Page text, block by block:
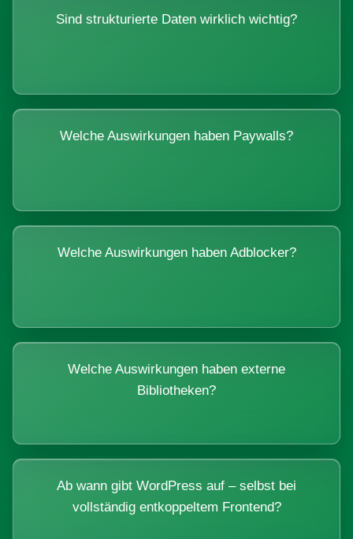
Sind strukturierte Daten wirklich wichtig?
Welche Auswirkungen haben Paywalls?
Welche Auswirkungen haben Adblocker?
Welche Auswirkungen haben externe
Bibliotheken?
Ab wann gibt WordPress auf – selbst bei
vollständig entkoppeltem Frontend?